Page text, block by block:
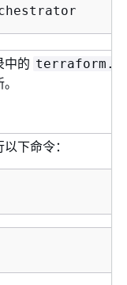
中的
下命令：